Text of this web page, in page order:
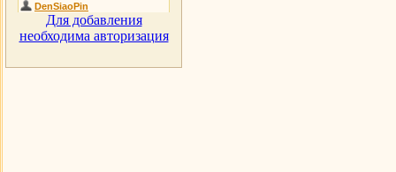
Для добавления
необходима авторизация